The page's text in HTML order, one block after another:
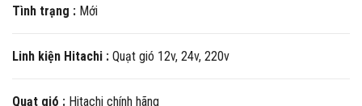
Tình trạng : Mới
Linh kiện Hitachi : Quạt gió 12v, 24v, 220v
Quạt gió : Hitachi chính hãng